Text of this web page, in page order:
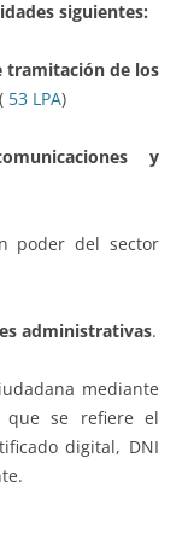
siguientes:
tramitación de los
53 LPA)
y
poder del sector
administrativas.
mediante
se refiere el
digital, DNI